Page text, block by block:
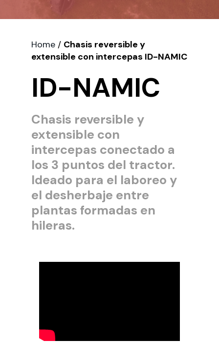
Home / Chasis reversible y
extensible con intercepas ID-NAMIC
ID-NAMIC
Chasis reversible y
extensible con
intercepas conectado a
los 3 puntos del tractor.
Ideado para el laboreo y
el desherbaje entre
plantas formadas en
hileras.